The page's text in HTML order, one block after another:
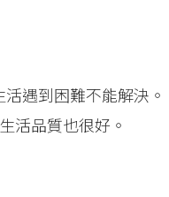
遇到困難不能解決。
活品質也很好。